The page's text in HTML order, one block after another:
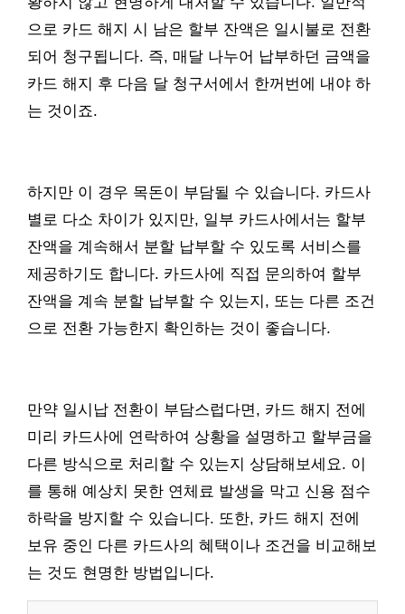
으로 카드 해지 시 남은 할부 잔액은 일시불로 전환
되어 청구됩니다. 즉, 매달 나누어 납부하던 금액을
카드 해지 후 다음 달 청구서에서 한꺼번에 내야 하
는 것이죠.
하지만 이 경우 목돈이 부담될 수 있습니다. 카드사
별로 다소 차이가 있지만, 일부 카드사에서는 할부
잔액을 계속해서 분할 납부할 수 있도록 서비스를
제공하기도 합니다. 카드사에 직접 문의하여 할부
잔액을 계속 분할 납부할 수 있는지, 또는 다른 조건
으로 전환 가능한지 확인하는 것이 좋습니다.
만약 일시납 전환이 부담스럽다면, 카드 해지 전에
미리 카드사에 연락하여 상황을 설명하고 할부금을
다른 방식으로 처리할 수 있는지 상담해보세요. 이
를 통해 예상치 못한 연체료 발생을 막고 신용 점수
하락을 방지할 수 있습니다. 또한, 카드 해지 전에
보유 중인 다른 카드사의 혜택이나 조건을 비교해보
는 것도 현명한 방법입니다.